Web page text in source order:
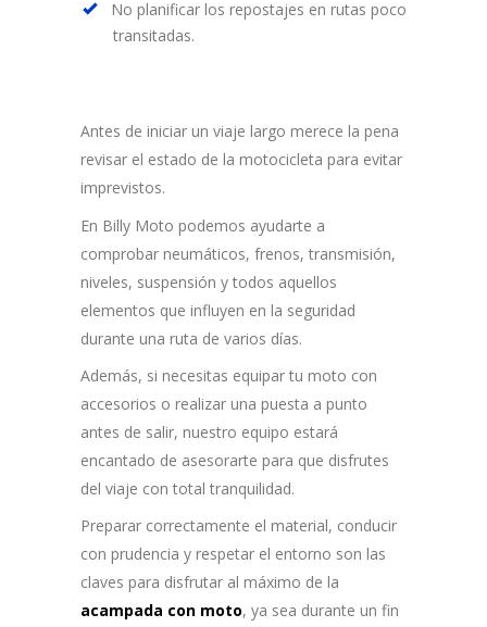
No planificar los repostajes en rutas poco
transitadas.
Antes de iniciar un viaje largo merece la pena
revisar el estado de la motocicleta para evitar
imprevistos.
En Billy Moto podemos ayudarte a
comprobar neumáticos, frenos, transmisión,
niveles, suspensión y todos aquellos
elementos que influyen en la seguridad
durante una ruta de varios días.
Además, si necesitas equipar tu moto con
accesorios o realizar una puesta a punto
antes de salir, nuestro equipo estará
encantado de asesorarte para que disfrutes
del viaje con total tranquilidad.
Preparar correctamente el material, conducir
con prudencia y respetar el entorno son las
claves para disfrutar al máximo de la
acampada con moto, ya sea durante un fin